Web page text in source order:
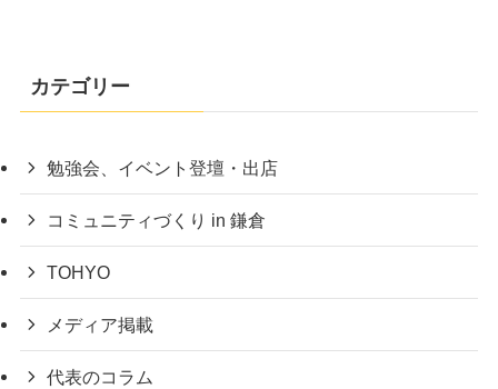
カテゴリー
勉強会、イベント登壇・出店
コミュニティづくり in 鎌倉
TOHYO
メディア掲載
代表のコラム